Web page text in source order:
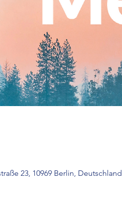
23, 10969 Berlin, Deutschland